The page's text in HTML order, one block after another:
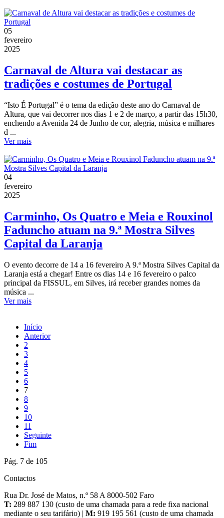
05
fevereiro
2025
Carnaval de Altura vai destacar as
tradições e costumes de Portugal
“Isto É Portugal” é o tema da edição deste ano do Carnaval de
Altura, que vai decorrer nos dias 1 e 2 de março, a partir das 15h30,
enchendo a Avenida 24 de Junho de cor, alegria, música e milhares
d ...
Ver mais
04
fevereiro
2025
Carminho, Os Quatro e Meia e Rouxinol
Faduncho atuam na 9.ª Mostra Silves
Capital da Laranja
O evento decorre de 14 a 16 fevereiro A 9.ª Mostra Silves Capital da
Laranja está a chegar! Entre os dias 14 e 16 fevereiro o palco
principal da FISSUL, em Silves, irá receber grandes nomes da
música ...
Ver mais
Início
Anterior
2
3
4
5
6
7
8
9
10
11
Seguinte
Fim
Pág. 7 de 105
Contactos
Rua Dr. José de Matos, n.º 58 A 8000-502 Faro
T: 289 887 130 (custo de uma chamada para a rede fixa nacional
mediante o seu tarifário) | M: 919 195 561 (custo de uma chamada